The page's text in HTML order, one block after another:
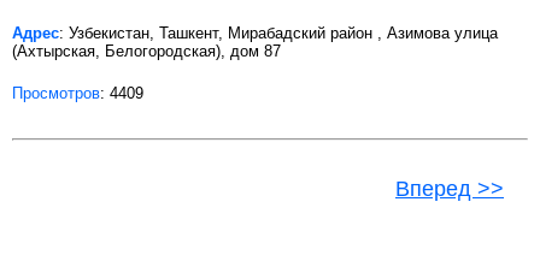
Адрес: Узбекистан, Ташкент, Мирабадский район , Азимова улица
(Ахтырская, Белогородская), дом 87
Просмотров: 4409
Вперед >>